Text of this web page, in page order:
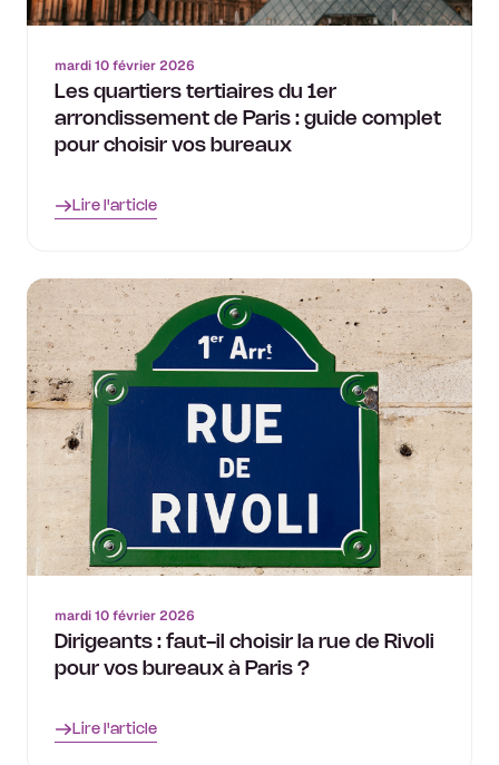
mardi 10 février 2026
Les quartiers tertiaires du 1er
arrondissement de Paris : guide complet
pour choisir vos bureaux
Lire l'article
mardi 10 février 2026
Dirigeants : faut-il choisir la rue de Rivoli
pour vos bureaux à Paris ?
Lire l'article